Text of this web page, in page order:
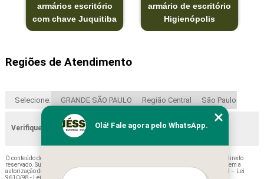
armários escritório
com chave Juquitiba
armário de escritório
Higienópolis
Regiões de Atendimento
Selecione: GRANDE SÃO PAULO Região Central São Paulo
Verifique as regiões que atendemos
O conteúdo do texto "
" é de direito
reservado. Sua reprodução, parcial ou total, mesmo citando nossos links, é proibida sem a
autorização do autor. Crime de violação de direito autoral – artigo 184 do Código Penal –
Lei
9610/98 - Lei de direitos autorais
Olá! Fale agora pelo WhatsApp.